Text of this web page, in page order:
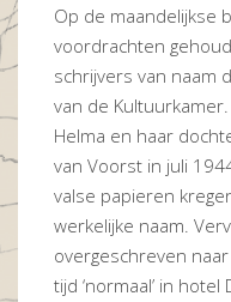
Op de maandelijkse
voordrachten
schrijvers van naam
van de
Helma en haar
van Voorst in juli
valse papieren
werkelijke naam.
overgeschreven
tijd ‘normaal’ in